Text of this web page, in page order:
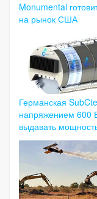
Monumental
на рынок США
Германская
напряжением 600
выдавать